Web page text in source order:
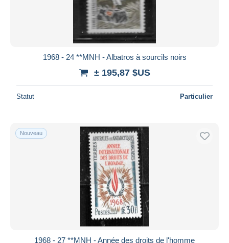
1968 - 24 **MNH - Albatros à sourcils noirs
± 195,87 $US
Statut Particulier
Nouveau
1968 - 27 **MNH - Année des droits de l'homme